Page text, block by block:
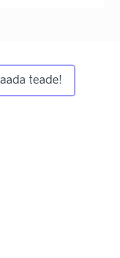
teade!